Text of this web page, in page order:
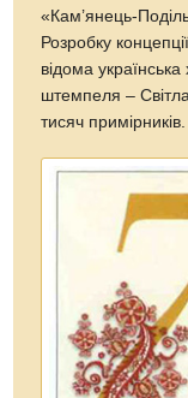
«Кам’янець-
Розробку
відома
штемпеля –
тисяч